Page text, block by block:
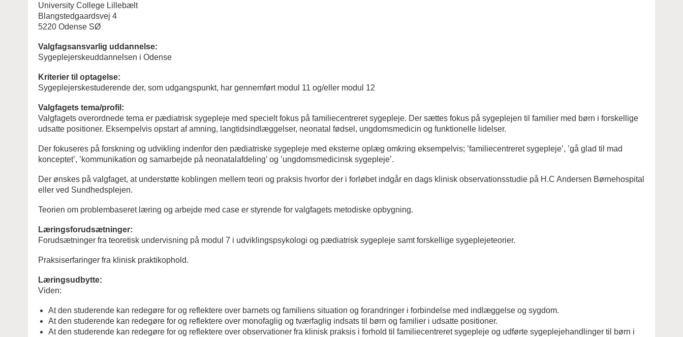
University College Lillebælt
Blangstedgaardsvej 4
5220 Odense SØ
Valgfagsansvarlig uddannelse:
Sygeplejerskeuddannelsen i Odense
Kriterier til optagelse:
Sygeplejerskestuderende der, som udgangspunkt, har gennemført modul 11 og/eller modul 12
Valgfagets tema/profil:
Valgfagets overordnede tema er pædiatrisk sygepleje med specielt fokus på familiecentreret sygepleje. Der sættes fokus på sygeplejen til familier med børn i forskellige
udsatte positioner. Eksempelvis opstart af amning, langtidsindlæggelser, neonatal fødsel, ungdomsmedicin og funktionelle lidelser.
Der fokuseres på forskning og udvikling indenfor den pædiatriske sygepleje med eksterne oplæg omkring eksempelvis; ’familiecentreret sygepleje’, ’gå glad til mad
konceptet’, ’kommunikation og samarbejde på neonatalafdeling’ og ’ungdomsmedicinsk sygepleje’.
Der ønskes på valgfaget, at understøtte koblingen mellem teori og praksis hvorfor der i forløbet indgår en dags klinisk observationsstudie på H.C Andersen Børnehospital
eller ved Sundhedsplejen.
Teorien om problembaseret læring og arbejde med case er styrende for valgfagets metodiske opbygning.
Læringsforudsætninger:
Forudsætninger fra teoretisk undervisning på modul 7 i udviklingspsykologi og pædiatrisk sygepleje samt forskellige sygeplejeteorier.
Praksiserfaringer fra klinisk praktikophold.
Læringsudbytte:
Viden:
At den studerende kan redegøre for og reflektere over barnets og familiens situation og forandringer i forbindelse med indlæggelse og sygdom.
At den studerende kan redegøre for og reflektere over monofaglig og tværfaglig indsats til børn og familier i udsatte positioner.
At den studerende kan redegøre for og reflektere over observationer fra klinisk praksis i forhold til familiecentreret sygepleje og udførte sygeplejehandlinger til børn i